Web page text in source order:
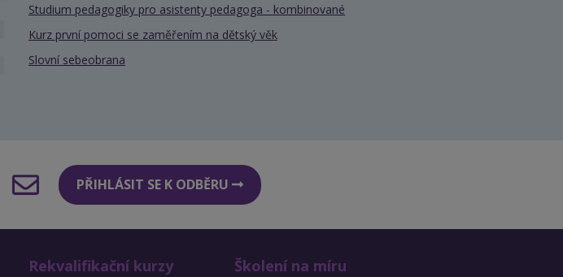
Studium pedagogiky pro asistenty pedagoga - kombinované
Kurz první pomoci se zaměřením na dětský věk
Slovní sebeobrana
PŘIHLÁSIT SE K ODBĚRU
Rekvalifikační kurzy Školení na míru